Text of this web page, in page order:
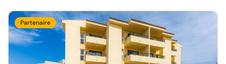
Partenaire